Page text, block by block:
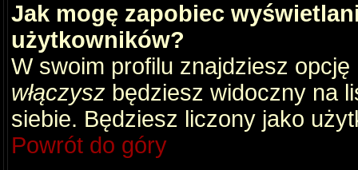
Jak mogę zapobiec
użytkowników?
W swoim profilu znajdziesz opcję
włączysz będziesz widoczny na
siebie. Będziesz liczony jako
Powrót do góry